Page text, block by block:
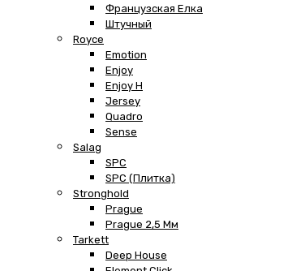
Французская Елка
Штучный
Royce
Emotion
Enjoy
Enjoy H
Jersey
Quadro
Sense
Salag
SPC
SPC (плитка)
Stronghold
Prague
Prague 2,5 Мм
Tarkett
Deep House